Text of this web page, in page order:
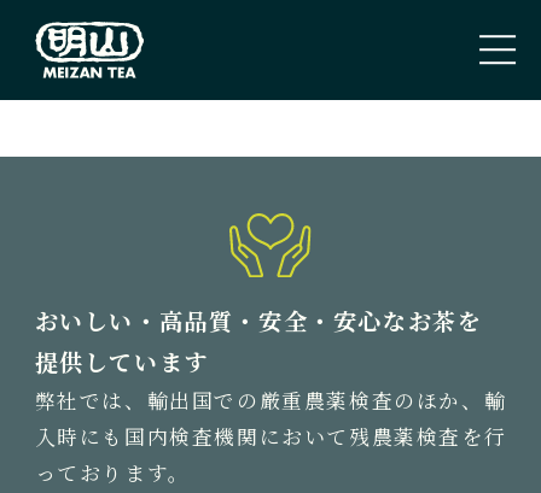
ABOUT US
取扱商品
TEA
おいしい・高品質・安全・安心なお茶を
提供しています
弊社では、輸出国での厳重農薬検査のほか、輸
入時にも国内検査機関において残農薬検査を行
っております。